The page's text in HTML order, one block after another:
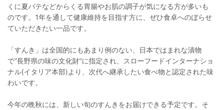
くに夏バテなどからくる胃腸やお肌の調子が気になる方が多いも
のです。1年を通して健康維持を目指す方に、ぜひ食卓へのぼらせ
ていただきたい一品です。
「すんき」は全国的にもあまり例のない、日本ではまれな漬物
で“長野県の味の文化財”に指定され、スローフードインターナショ
ナル(イタリア本部)より、次代へ継承したい食べ物と認定された味
わいです。
今年の晩秋には、新しい旬のすんきをお届けできる予定です。そ